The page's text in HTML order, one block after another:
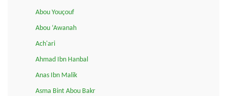
Abou Youçouf
Abou ‘Awanah
Ach'ari
Ahmad Ibn Hanbal
Anas Ibn Malik
Asma Bint Abou Bakr